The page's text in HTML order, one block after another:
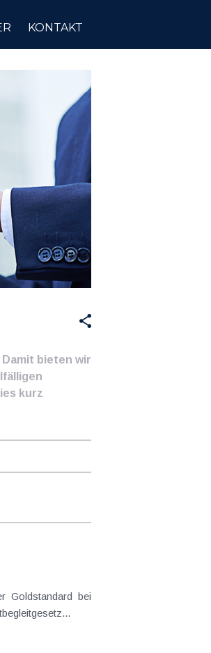
KONTAKT
bieten wir
kurz